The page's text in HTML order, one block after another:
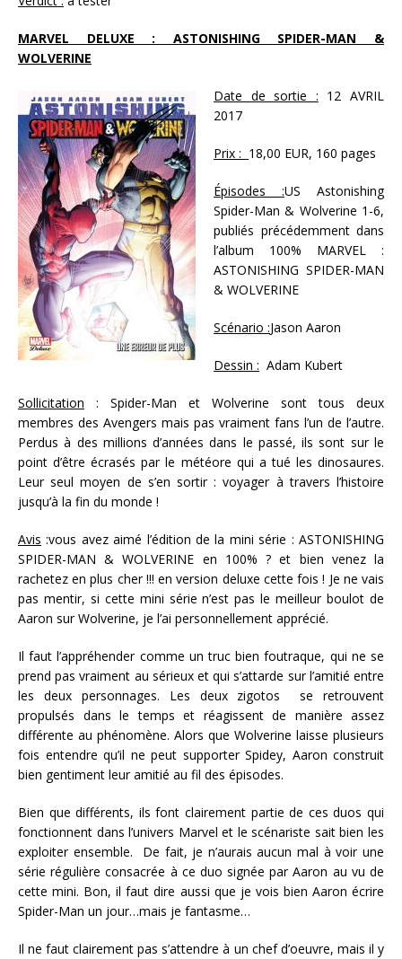
MARVEL DELUXE : ASTONISHING SPIDER-MAN &
WOLVERINE
Date de sortie : 12 AVRIL
2017
Prix : 18,00 EUR, 160 pages
Épisodes :US Astonishing
Spider-Man & Wolverine 1-6,
publiés précédemment dans
l’album 100% MARVEL :
ASTONISHING SPIDER-MAN
& WOLVERINE
Scénario :Jason Aaron
Dessin : Adam Kubert
Sollicitation : Spider-Man et Wolverine sont tous deux
membres des Avengers mais pas vraiment fans l’un de l’autre.
Perdus à des millions d’années dans le passé, ils sont sur le
point d’être écrasés par le météore qui a tué les dinosaures.
Leur seul moyen de s’en sortir : voyager à travers l’histoire
jusqu’à la fin du monde !
Avis :vous avez aimé l’édition de la mini série : ASTONISHING
SPIDER-MAN & WOLVERINE en 100% ? et bien venez la
rachetez en plus cher !!! en version deluxe cette fois ! Je ne vais
pas mentir, si cette mini série n’est pas le meilleur boulot de
Aaron sur Wolverine, je l’ai personnellement apprécié.
Il faut l’appréhender comme un truc bien foutraque, qui ne se
prend pas vraiment au sérieux et qui s’attarde sur l’amitié entre
les deux personnages. Les deux zigotos se retrouvent
propulsés dans le temps et réagissent de manière assez
différente au phénomène. Alors que Wolverine laisse plusieurs
fois entendre qu’il ne peut supporter Spidey, Aaron construit
bien gentiment leur amitié au fil des épisodes.
Bien que différents, ils font clairement partie de ces duos qui
fonctionnent dans l’univers Marvel et le scénariste sait bien les
exploiter ensemble. De fait, je n’aurais aucun mal à voir une
série régulière consacrée à ce duo signée par Aaron au vu de
cette mini. Bon, il faut dire aussi que je vois bien Aaron écrire
Spider-Man un jour…mais je fantasme…
Il ne faut clairement pas s’attendre à un chef d’oeuvre, mais il y